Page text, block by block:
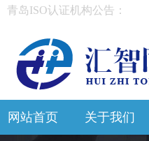
青岛ISO认证机构公告：
网站首页 关于我们